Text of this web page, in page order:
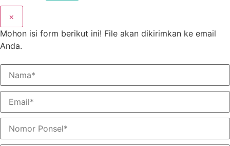
×
Mohon isi form berikut ini! File akan dikirimkan ke email
Anda.